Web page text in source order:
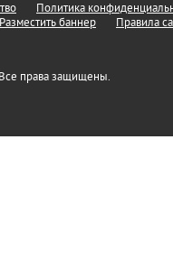
Политика
Разместить баннер Правила
права защищены.